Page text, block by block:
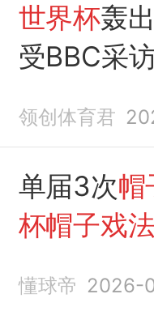
世界杯轰出
受BBC采
领创体育君
单届3次帽
杯帽子戏法
懂球帝 2026-